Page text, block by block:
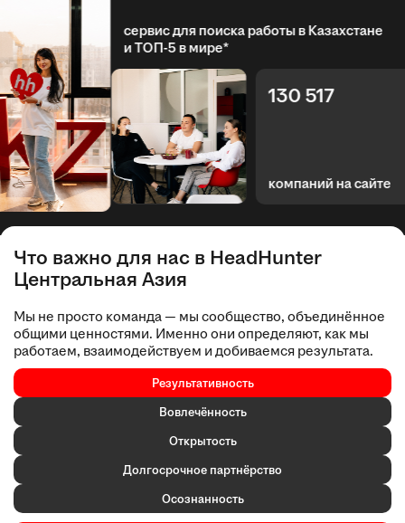
сервис для поиска работы в Казахстане
и ТОП-5 в мире*
130 517
компаний на сайте
Что важно для нас в HeadHunter
Центральная Азия
Мы не просто команда — мы сообщество, объединённое
общими ценностями. Именно они определяют, как мы
работаем, взаимодействуем и добиваемся результата.
Результативность
Вовлечённость
Открытость
Долгосрочное партнёрство
Осознанность